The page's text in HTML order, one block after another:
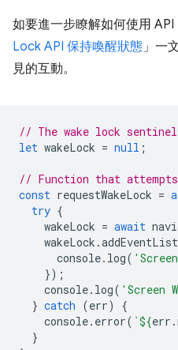
如要進一步瞭解如何使用 API
Lock API 保持喚醒狀態」一
見的互動。
// The wake lock
let wakeLock = null ;
// Function that
const requestWakeLock =
try {
wakeLock = await
wakeLock .
console. log(
});
console. log( 'Screen
} catch (err)
{
console. error( `${err .
}